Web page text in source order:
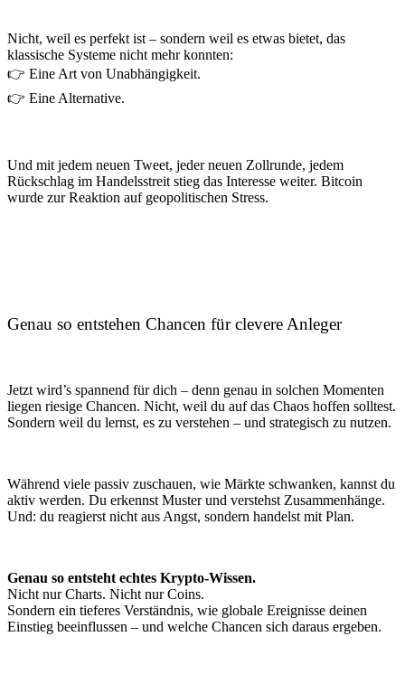
Nicht, weil es perfekt ist – sondern weil es etwas bietet, das
klassische Systeme nicht mehr konnten:
👉 Eine Art von Unabhängigkeit.
👉 Eine Alternative.
Und mit jedem neuen Tweet, jeder neuen Zollrunde, jedem
Rückschlag im Handelsstreit stieg das Interesse weiter. Bitcoin
wurde zur Reaktion auf geopolitischen Stress.
Genau so entstehen Chancen für clevere Anleger
Jetzt wird’s spannend für dich – denn genau in solchen Momenten
liegen riesige Chancen. Nicht, weil du auf das Chaos hoffen solltest.
Sondern weil du lernst, es zu verstehen – und strategisch zu nutzen.
Während viele passiv zuschauen, wie Märkte schwanken, kannst du
aktiv werden. Du erkennst Muster und verstehst Zusammenhänge.
Und: du reagierst nicht aus Angst, sondern handelst mit Plan.
Genau so entsteht echtes Krypto-Wissen.
Nicht nur Charts. Nicht nur Coins.
Sondern ein tieferes Verständnis, wie globale Ereignisse deinen
Einstieg beeinflussen – und welche Chancen sich daraus ergeben.